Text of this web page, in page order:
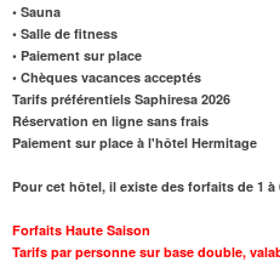
• Sauna
• Salle de fitness
• Paiement sur place
• Chèques vacances acceptés
Tarifs préférentiels Saphiresa 2026
Réservation en ligne sans frais
Paiement sur place à l'hôtel Hermitage
Pour cet hôtel, il existe des forfaits de 1
Forfaits Haute Saison
Tarifs par personne sur base double,